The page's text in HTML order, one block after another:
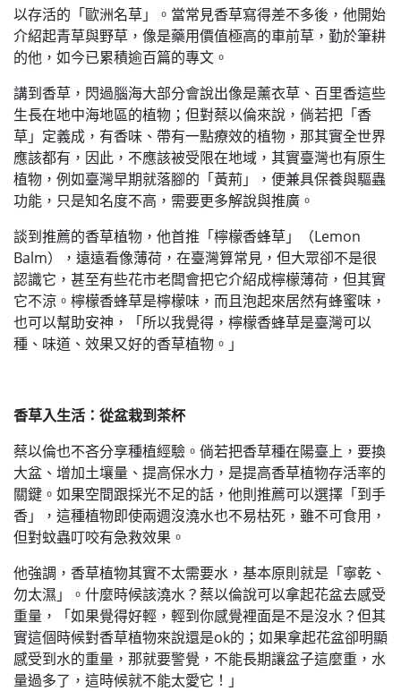
以存活的「歐洲名草」。當常見香草寫得差不多後，他開始
介紹起青草與野草，像是藥用價值極高的車前草，勤於筆耕
的他，如今已累積逾百篇的專文。
講到香草，閃過腦海大部分會說出像是薰衣草、百里香這些
生長在地中海地區的植物；但對蔡以倫來說，倘若把「香
草」定義成，有香味、帶有一點療效的植物，那其實全世界
應該都有，因此，不應該被受限在地域，其實臺灣也有原生
植物，例如臺灣早期就落腳的「黃荊」，便兼具保養與驅蟲
功能，只是知名度不高，需要更多解說與推廣。
談到推薦的香草植物，他首推「檸檬香蜂草」（Lemon
Balm），遠遠看像薄荷，在臺灣算常見，但大眾卻不是很
認識它，甚至有些花市老闆會把它介紹成檸檬薄荷，但其實
它不涼。檸檬香蜂草是檸檬味，而且泡起來居然有蜂蜜味，
也可以幫助安神，「所以我覺得，檸檬香蜂草是臺灣可以
種、味道、效果又好的香草植物。」
香草入生活：從盆栽到茶杯
蔡以倫也不吝分享種植經驗。倘若把香草種在陽臺上，要換
大盆、增加土壤量、提高保水力，是提高香草植物存活率的
關鍵。如果空間跟採光不足的話，他則推薦可以選擇「到手
香」，這種植物即使兩週沒澆水也不易枯死，雖不可食用，
但對蚊蟲叮咬有急救效果。
他強調，香草植物其實不太需要水，基本原則就是「寧乾、
勿太濕」。什麼時候該澆水？蔡以倫說可以拿起花盆去感受
重量，「如果覺得好輕，輕到你感覺裡面是不是沒水？但其
實這個時候對香草植物來說還是ok的；如果拿起花盆卻明顯
感受到水的重量，那就要警覺，不能長期讓盆子這麼重，水
量過多了，這時候就不能太愛它！」